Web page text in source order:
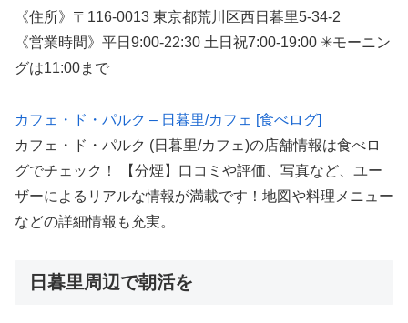
《住所》〒116-0013 東京都荒川区西日暮里5-34-2
《営業時間》平日9:00-22:30 土日祝7:00-19:00 ✳︎モーニン
グは11:00まで
カフェ・ド・パルク – 日暮里/カフェ [食べログ]
カフェ・ド・パルク (日暮里/カフェ)の店舗情報は食べロ
グでチェック！ 【分煙】口コミや評価、写真など、ユー
ザーによるリアルな情報が満載です！地図や料理メニュー
などの詳細情報も充実。
日暮里周辺で朝活を